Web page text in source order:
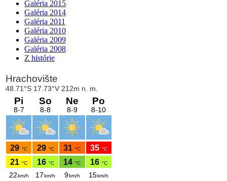
Galéria 2015
Galéria 2014
Galéria 2011
Galéria 2010
Galéria 2009
Galéria 2008
Z histórie